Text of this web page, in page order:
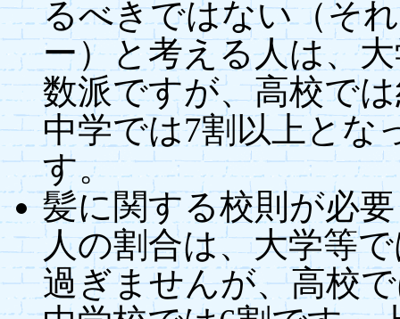
るべきではない（そ
ー）と考える人は、
数派ですが、高校で
中学では7割以上とな
す。
髪に関する校則が必
人の割合は、大学等
過ぎませんが、高校